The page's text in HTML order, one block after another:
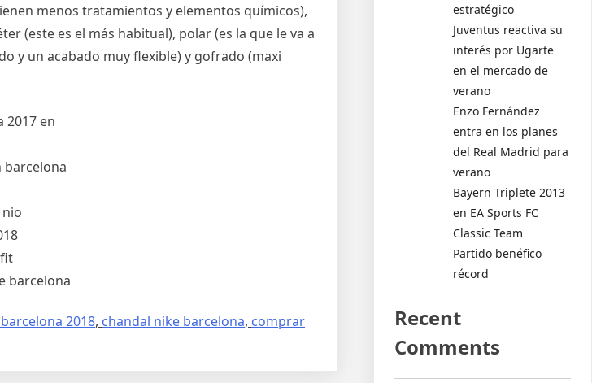
menos tratamientos y elementos químicos),
(este es el más habitual), polar (es la que le va a
y un acabado muy flexible) y gofrado (maxi
2018, chandal nike barcelona, comprar
estratégico
Juventus reactiva su
interés por Ugarte
en el mercado de
verano
Enzo Fernández
entra en los planes
del Real Madrid para
verano
Bayern Triplete 2013
en EA Sports FC
Classic Team
Partido benéfico
récord
Recent
Comments